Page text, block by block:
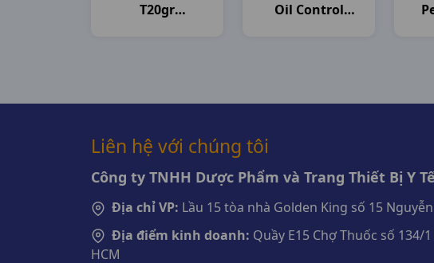
T20gr
Oil Control
Liên hệ với chúng tôi
Công ty TNHH Dược Phẩm và Trang Thiết Bị Y
Địa chỉ VP: Lầu 15 tòa nhà Golden King số 15
Địa điểm kinh doanh: Quầy E15 Chợ Thuốc số 134/
HCM